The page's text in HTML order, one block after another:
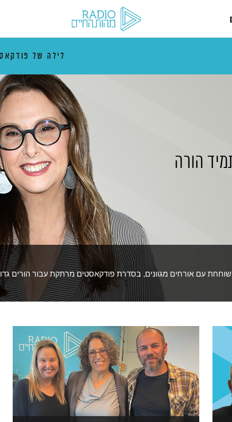
לילה של
הורה
עם אורחים מגוונים, בסדרת פודקאסטים מרתקת עבור הורים